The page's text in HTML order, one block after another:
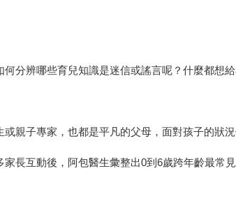
分辨哪些育兒知識是迷信或謠言呢？什麼都想
親子專家，也都是平凡的父母，面對孩子的狀
長互動後，阿包醫生彙整出0到6歲跨年齡最常